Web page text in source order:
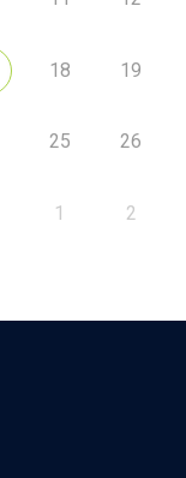
18 19
25 26
1 2